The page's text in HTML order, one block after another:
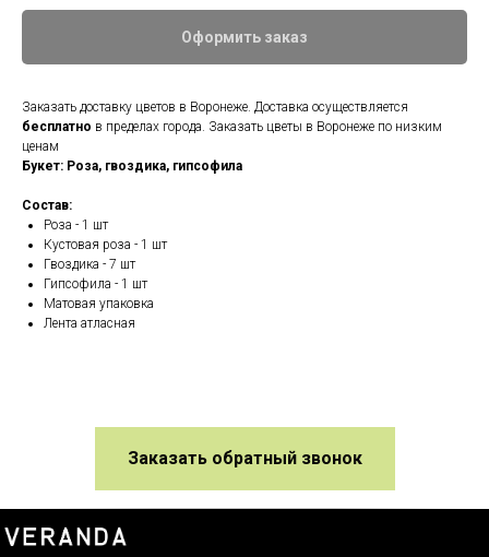
Оформить заказ
Заказать доставку цветов в Воронеже. Доставка осуществляется
бесплатно в пределах города. Заказать цветы в Воронеже по низким
ценам
Букет: Роза, гвоздика, гипсофила
Состав:
Роза - 1 шт
Кустовая роза - 1 шт
Гвоздика - 7 шт
Гипсофила - 1 шт
Матовая упаковка
Лента атласная
Заказать обратный звонок